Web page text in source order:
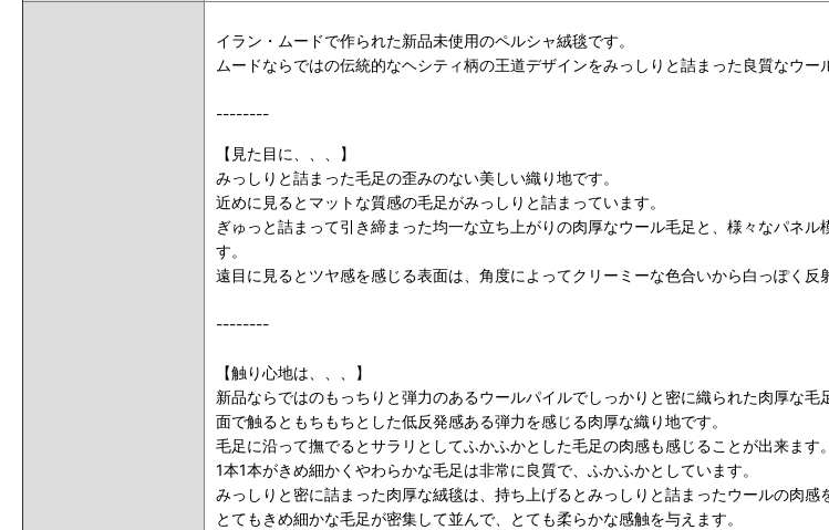
イラン・ムードで作られた新品未使用のペルシャ絨毯です。
ムードならではの伝統的なヘシティ柄の王道デザインをみっしりと詰まった良質なウー
--------
【見た目に、、、】
みっしりと詰まった毛足の歪みのない美しい織り地です。
近めに見るとマットな質感の毛足がみっしりと詰まっています。
ぎゅっと詰まって引き締まった均一な立ち上がりの肉厚なウール毛足と、様々なパネ
す。
遠目に見るとツヤ感を感じる表面は、角度によってクリーミーな色合いから白っぽく
--------
【触り心地は、、、】
新品ならではのもっちりと弾力のあるウールパイルでしっかりと密に織られた肉厚な毛
面で触るともちもちとした低反発感ある弾力を感じる肉厚な織り地です。
毛足に沿って撫でるとサラリとしてふかふかとした毛足の肉感も感じることが出来ます。
1本1本がきめ細かくやわらかな毛足は非常に良質で、ふかふかとしています。
みっしりと密に詰まった肉厚な絨毯は、持ち上げるとみっしりと詰まったウールの肉感
とてもきめ細かな毛足が密集して並んで、とても柔らかな感触を与えます。